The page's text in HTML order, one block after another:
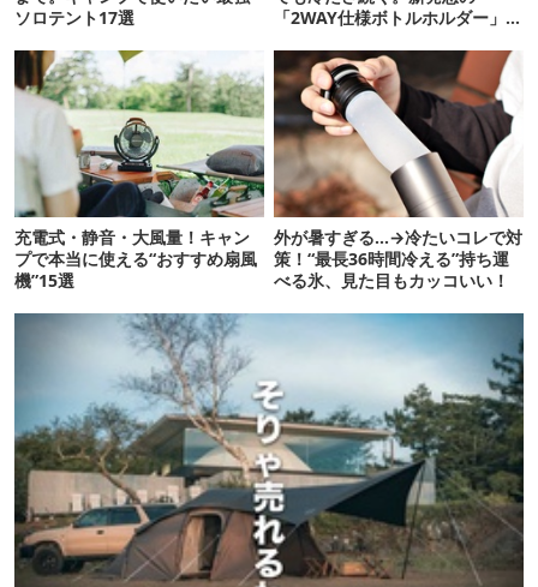
ソロテント17選
「2WAY仕様ボトルホルダー」が
充電式・静音・大風量！キャン
プで本当に使える“おすすめ扇風
機”15選
外が暑すぎる…→冷たいコレで対
策！“最長36時間冷える”持ち運
べる氷、見た目もカッコいい！